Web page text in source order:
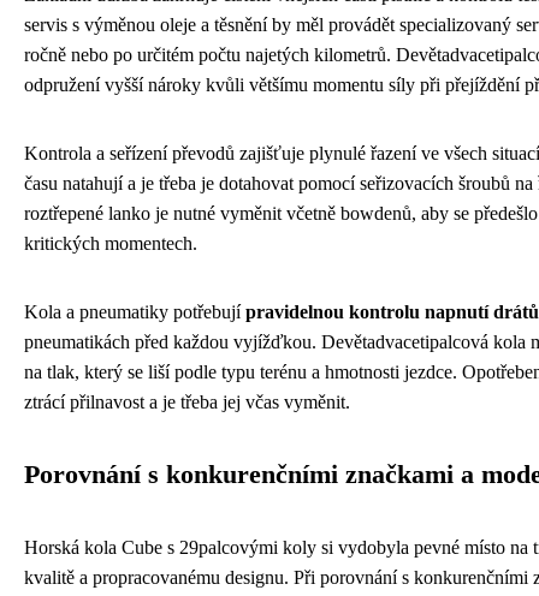
servis s výměnou oleje a těsnění by měl provádět specializovaný
ročně nebo po určitém počtu najetých kilometrů.
odpružení vyšší nároky kvůli většímu momentu síly při přejíždění
Kontrola a seřízení převodů zajišťuje plynulé řazení ve všech
času natahují a je třeba je dotahovat pomocí seřizovacích šroubů
roztřepené lanko je nutné vyměnit včetně bowdenů, aby se
kritických momentech.
Kola a pneumatiky potřebujípravidelnou kontrolu napnutí drátů
pneumatikách před každou vyjížďkou. Devětadvacetipalcová kola
na tlak, který se liší podle typu terénu a hmotnosti jezdce.
ztrácí přilnavost a je třeba jej včas vyměnit.
Porovnání s konkurenčními značkami a
Horská kola Cube s 29palcovými koly si vydobyla pevné místo na
kvalitě a propracovanému designu. Při porovnání s konkurenčními